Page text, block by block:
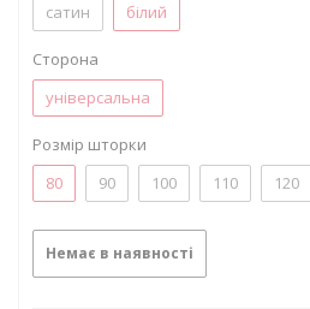
сатин
білий
Сторона
універсальна
Розмір шторки
80
90 100 110 120
Немає в наявності